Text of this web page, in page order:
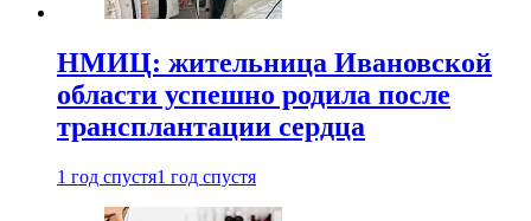
НМИЦ: жительница Ивановской
области успешно родила после
трансплантации сердца
1 год спустя1 год спустя